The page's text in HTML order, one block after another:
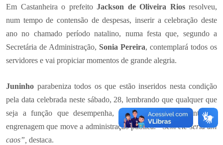
Em Castanheira o prefeito Jackson de Oliveira Riosresolveu,
num tempo de contensão de despesas, inserir a celebração deste
ano no chamado período natalino, numa festa que, segundo a
Secretária de Administração, Sonia Pereira, contemplará todos os
servidores e vai propiciar momentos de grande alegria.
Juninho parabeniza todos os que estão inseridos nesta condição
pela data celebrada neste sábado, 28, lembrando que qualquer que
seja a função que desempenha, o servidor é fundamental na
engrenagem que move a administração pública.“Sem ele seria um
caos”, destaca.